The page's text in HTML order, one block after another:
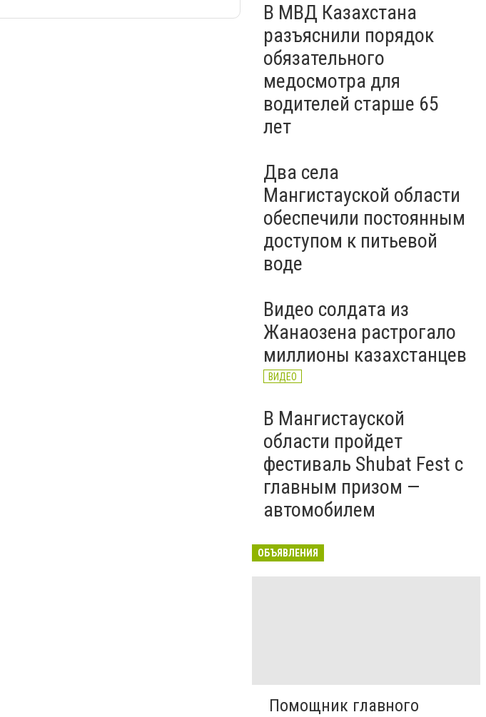
В МВД Казахстана
разъяснили порядок
обязательного
медосмотра для
водителей старше 65
лет
Два села
Мангистауской области
обеспечили постоянным
доступом к питьевой
воде
Видео солдата из
Жанаозена растрогало
миллионы казахстанцев
ВИДЕО
В Мангистауской
области пройдет
фестиваль Shubat Fest с
главным призом —
автомобилем
ОБЪЯВЛЕНИЯ
Помощник главного